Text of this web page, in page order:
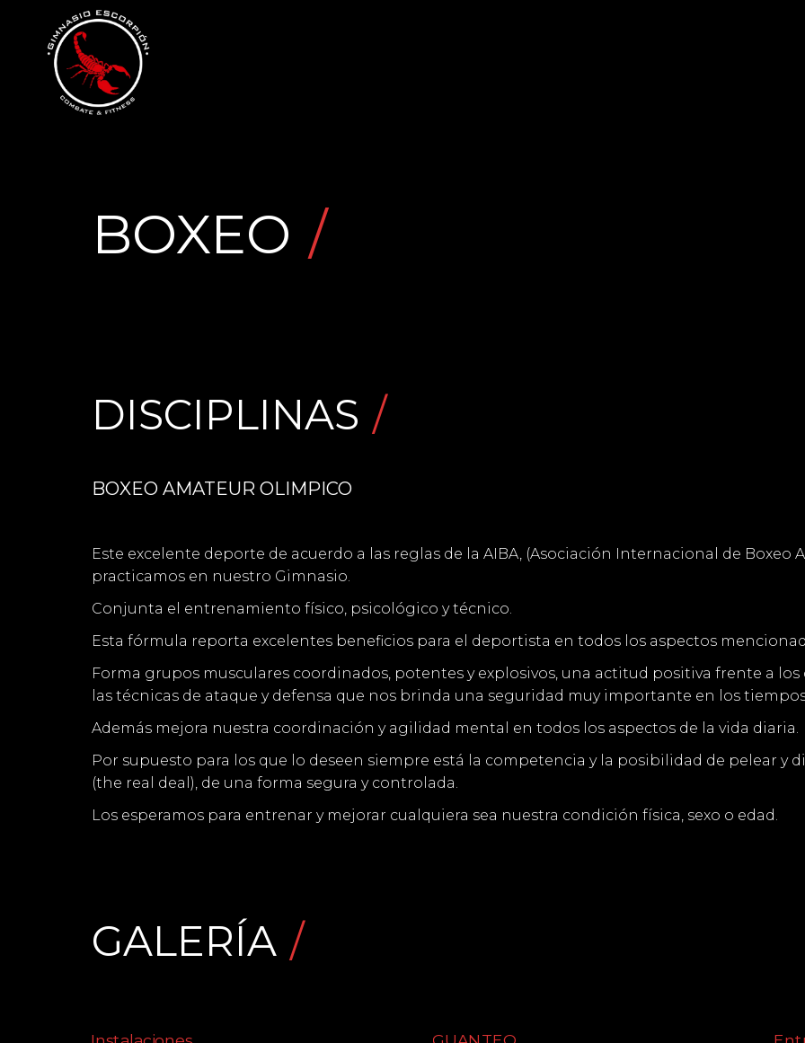
BOXEO
DISCIPLINAS
BOXEO AMATEUR OLIMPICO
Este excelente deporte de acuerdo a las reglas de la AIBA, (Asociación Internacional de Boxeo
practicamos en nuestro Gimnasio.
Conjunta el entrenamiento físico, psicológico y técnico.
Esta fórmula reporta excelentes beneficios para el deportista en todos los aspectos
Forma grupos musculares coordinados, potentes y explosivos, una actitud positiva frente a los
las técnicas de ataque y defensa que nos brinda una seguridad muy importante en los
Además mejora nuestra coordinación y agilidad mental en todos los aspectos de la vida diaria.
Por supuesto para los que lo deseen siempre está la competencia y la posibilidad de pelear
(the real deal), de una forma segura y controlada.
Los esperamos para entrenar y mejorar cualquiera sea nuestra condición física, sexo o edad.
GALERÍA